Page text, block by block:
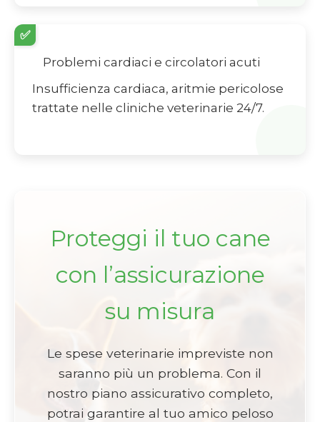
✅
Problemi cardiaci e circolatori acuti
Insufficienza cardiaca, aritmie pericolose
trattate nelle cliniche veterinarie 24/7.
Proteggi il tuo cane
con l’assicurazione
su misura
Le spese veterinarie impreviste non
saranno più un problema. Con il
nostro piano assicurativo completo,
potrai garantire al tuo amico peloso